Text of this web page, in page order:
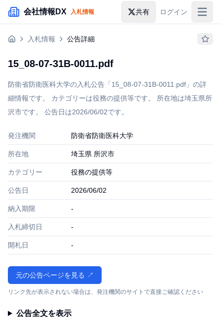
メインコンテンツにスキップ
会社情報DX 入札情報 共有 ログイン
入札情報
企業検索
入札情報 公告詳細
15_08-07-31B-0011.pdf
防衛省防衛医科大学の入札公告「15_08-07-31B-0011.pdf」の詳
細情報です。 カテゴリーは役務の提供等です。 所在地は埼玉県所
沢市です。 公告日は2026/06/02です。
発注機関 防衛省防衛医科大学
所在地 埼玉県 所沢市
カテゴリー 役務の提供等
公告日 2026/06/02
納入期限 -
入札締切日 -
開札日 -
元の公告ページを見る ↗
リンク先が表示されない場合は、発注機関のサイトで直接ご確認ください
公告全文を表示